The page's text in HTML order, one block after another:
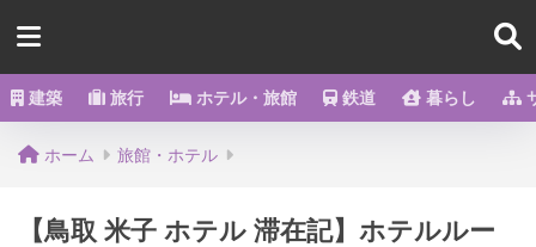
建築 旅行 ホテル・旅館 鉄道 暮らし
ホーム 旅館・ホテル
【鳥取 米子 ホテル 滞在記】ホテルルー